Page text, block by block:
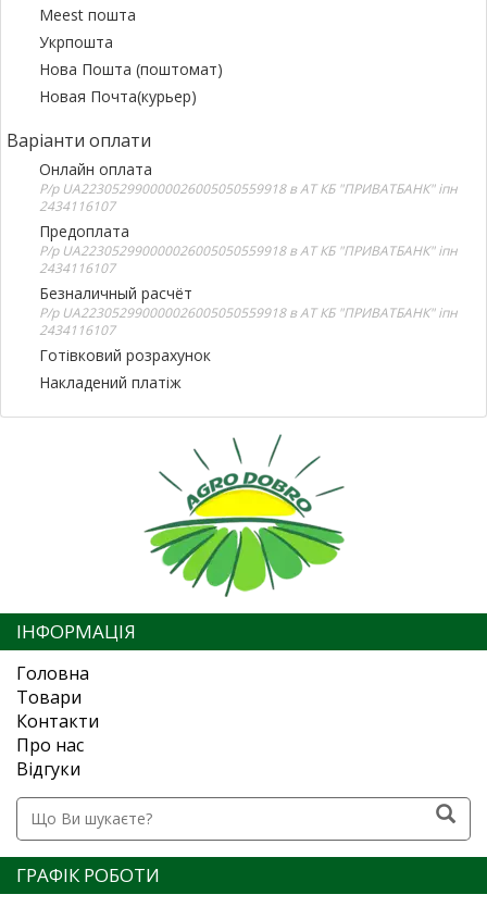
Meest пошта
Укрпошта
Нова Пошта (поштомат)
Новая Почта(курьер)
Варіанти оплати
Онлайн оплата
Р/р UA223052990000026005050559918 в АТ КБ "ПРИВАТБАНК" іпн
2434116107
Предоплата
Р/р UA223052990000026005050559918 в АТ КБ "ПРИВАТБАНК" іпн
2434116107
Безналичный расчёт
Р/р UA223052990000026005050559918 в АТ КБ "ПРИВАТБАНК" іпн
2434116107
Готівковий розрахунок
Накладений платіж
ІНФОРМАЦІЯ
Головна
Товари
Контакти
Про нас
Відгуки
ГРАФІК РОБОТИ